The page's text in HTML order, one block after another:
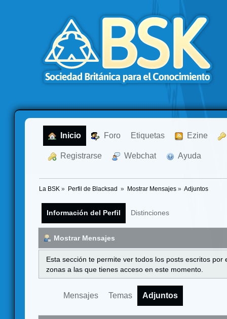
Inicio Foro Etiquetas Ezine
Registrarse Webchat Ayuda
La BSK » Perfil de Blacksad » Mostrar Mensajes» Adjuntos
Información del Perfil Distinciones
Mostrar Mensajes
Esta sección te permite ver todos los posts escritos
zonas a las que tienes acceso en este momento.
Mensajes Temas Adjuntos